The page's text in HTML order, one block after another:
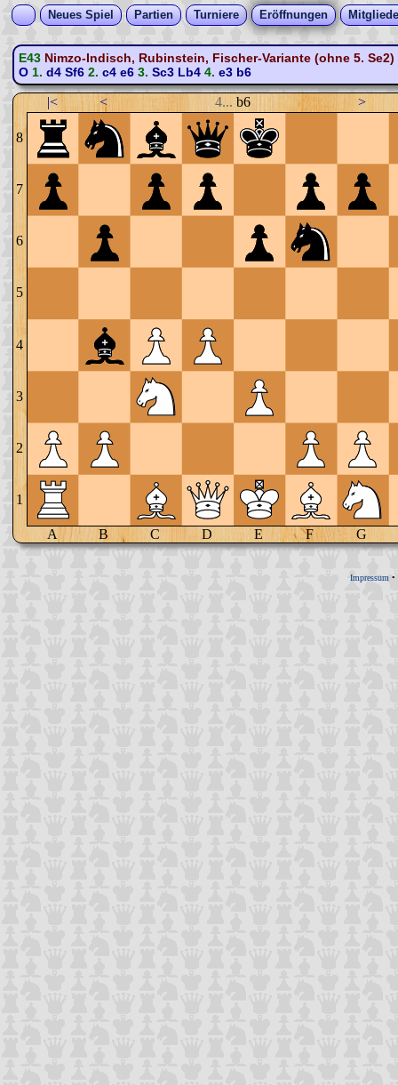
Neues Spiel Partien Turniere Eröffnungen
E43 Nimzo-Indisch, Rubinstein, Fischer-Variante (ohne 5. Se2)
O1. d4 Sf62. c4 e63. Sc3 Lb44. e3 b6
|< < 4... b6 >
8
7
6
5
4
3
2
1
A B C D E F G
Impressum •